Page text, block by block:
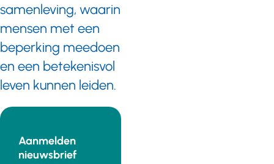
samenleving, waarin
mensen met een
beperking meedoen
en een betekenisvol
leven kunnen leiden.
Aanmelden
nieuwsbrief